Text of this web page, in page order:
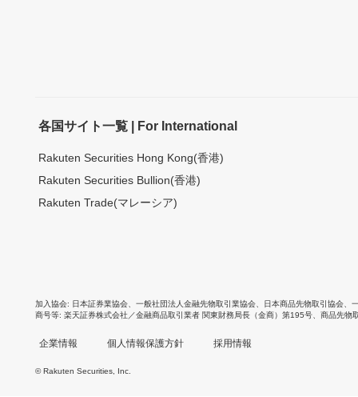
各国サイト一覧 | For International
Rakuten Securities Hong Kong(香港)
Rakuten Securities Bullion(香港)
Rakuten Trade(マレーシア)
加入協会 日本証券業協会 一般社団法人金融先物取引業協会 日本商品先物取引協会
商号等 楽天証券株式会社／金融商品取引業者 関東財務局長（金商）第195号、商品先物
企業情報 個人情報保護方針 採用情報
© Rakuten Securities, Inc.